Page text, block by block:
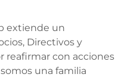
extiende un
Directivos y
reafirmar con acciones
una familia